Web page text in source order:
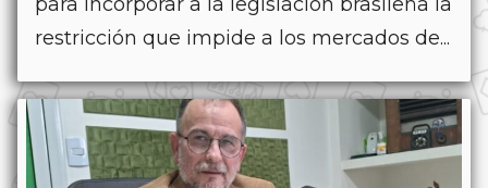
restricción que impide a los mercados de...